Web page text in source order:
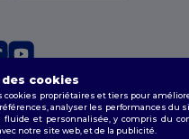
Tous droits réservés
|Politique de personnalisation|
de Cookies|Plan du Site
cookies
propriétaires et tiers pour
analyser les performances du
fluide et personnalisée, y compris du
notre site web, et de la publicité.